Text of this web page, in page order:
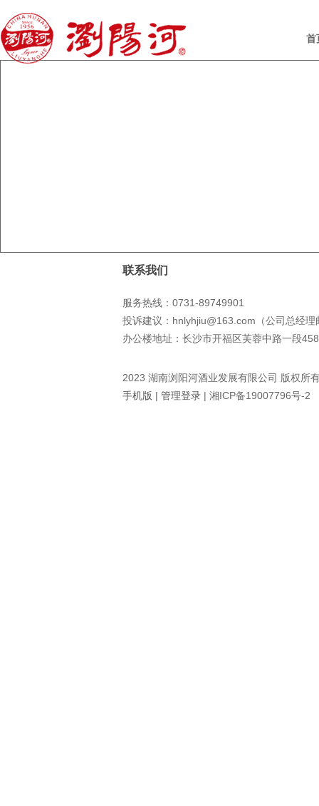
首
联系我们
服务热线：0731-89749901
投诉建议：hnlyhjiu@163.com（公司总经理
办公楼地址：长沙市开福区芙蓉中路一段
2023 湖南浏阳河酒业发展有限公司 版权所
手机版 | 管理登录 | 湘ICP备19007796号-2